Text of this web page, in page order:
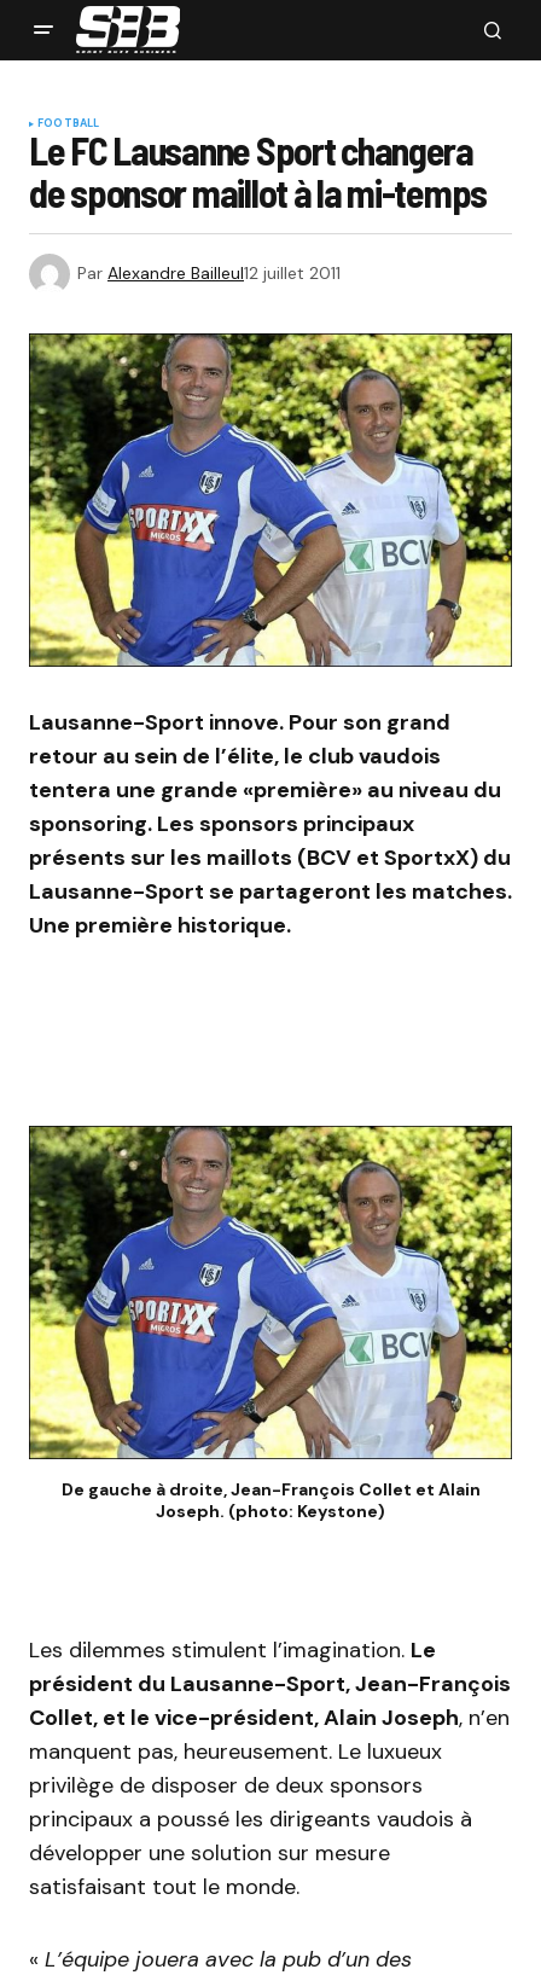
FOOTBALL
Le FC Lausanne Sport changera
de sponsor maillot à la mi-temps
Par Alexandre Bailleul12 juillet 2011
Lausanne-Sport innove. Pour son grand
retour au sein de l’élite, le club vaudois
tentera une grande «première» au niveau du
sponsoring. Les sponsors principaux
présents sur les maillots (BCV et SportxX) du
Lausanne-Sport se partageront les matches.
Une première historique.
De gauche à droite, Jean-François Collet et Alain
Joseph. (photo: Keystone)
Les dilemmes stimulent l’imagination. Le
président du Lausanne-Sport, Jean-François
Collet, et le vice-président, Alain Joseph, n’en
manquent pas, heureusement. Le luxueux
privilège de disposer de deux sponsors
principaux a poussé les dirigeants vaudois à
développer une solution sur mesure
satisfaisant tout le monde.
« L’équipe jouera avec la pub d’un des